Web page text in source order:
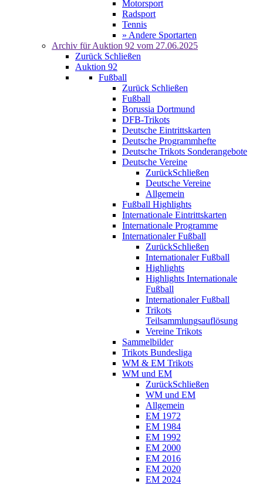
Motorsport
Radsport
Tennis
» Andere Sportarten
Archiv für Auktion 92 vom 27.06.2025
Zurück Schließen
Auktion 92
Fußball
Zurück Schließen
Fußball
Borussia Dortmund
DFB-Trikots
Deutsche Eintrittskarten
Deutsche Programmhefte
Deutsche Trikots Sonderangebote
Deutsche Vereine
ZurückSchließen
Deutsche Vereine
Allgemein
Fußball Highlights
Internationale Eintrittskarten
Internationale Programme
Internationaler Fußball
ZurückSchließen
Internationaler Fußball
Highlights
Highlights Internationale
Fußball
Internationaler Fußball
Trikots
Teilsammlungsauflösung
Vereine Trikots
Sammelbilder
Trikots Bundesliga
WM & EM Trikots
WM und EM
ZurückSchließen
WM und EM
Allgemein
EM 1972
EM 1984
EM 1992
EM 2000
EM 2016
EM 2020
EM 2024